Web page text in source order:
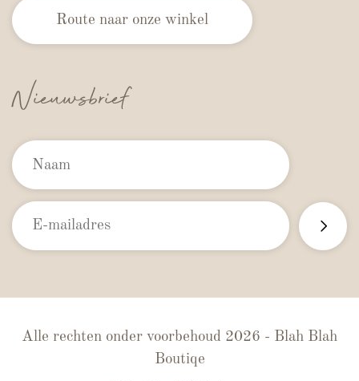
Route naar onze winkel
Nieuwsbrief
Alle rechten onder voorbehoud 2026 - Blah Blah
Boutiqe